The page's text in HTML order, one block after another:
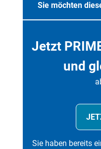
Sie möchten
Jetzt
und
Sie haben bereits